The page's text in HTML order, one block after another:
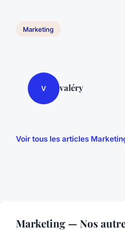
Marketing
V valéry
Voir tous les articles
Marketing — Nos